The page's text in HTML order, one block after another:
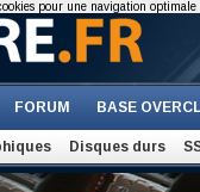
FORUM BASE
Disques durs
pour une navigation